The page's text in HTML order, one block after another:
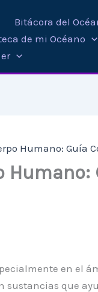
Bitácora del
de mi Océano
Humano: Guía
Humano:
en el
sustancias que